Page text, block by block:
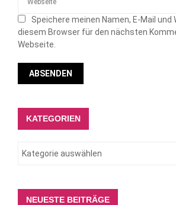
Speichere meinen Namen, E-Mail und
diesem Browser für den nächsten
Webseite.
KATEGORIEN
NEUESTE BEITRÄGE